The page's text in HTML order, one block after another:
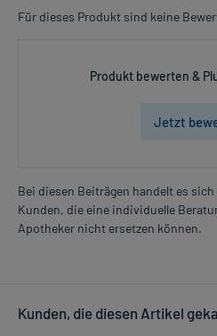
Für dieses Produkt sind keine
Produkt bewerten &
Jetzt
Bei diesen Beiträgen handelt es
Kunden, die eine individuelle
Apotheker nicht ersetzen können.
Kunden, die diesen Artikel